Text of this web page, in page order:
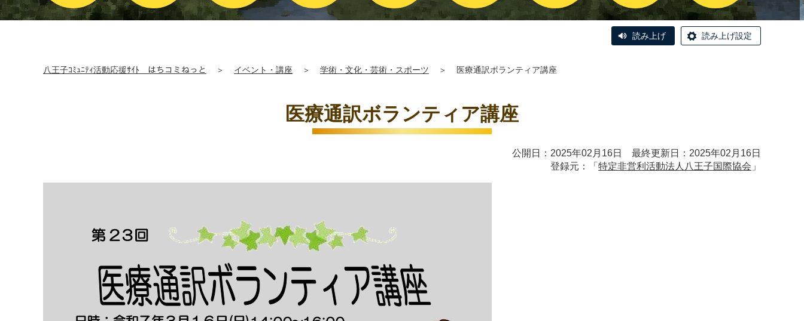
読み上げ 読み上げ設定
八王子ｺﾐｭﾆﾃｨ活動応援ｻｲﾄ はちコミねっと ＞ イベント・講座 ＞ 学術・文化・芸術・スポーツ ＞ 医療通訳ボランティア講座
医療通訳ボランティア講座
公開日：2025年02月16日 最終更新日：2025年02月16日
登録元：「 特定非営利活動法人八王子国際協会 」